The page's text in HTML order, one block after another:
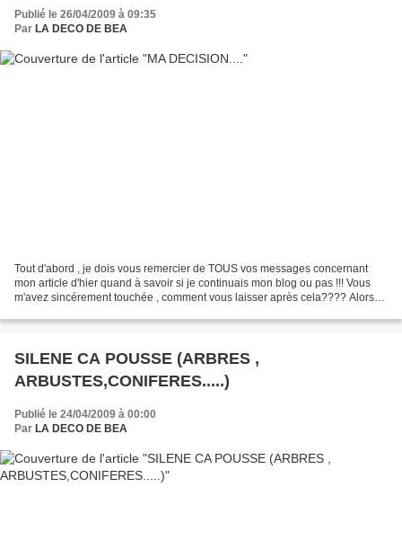
Publié le 26/04/2009 à 09:35
Par LA DECO DE BEA
Tout d'abord , je dois vous remercier de TOUS vos messages concernant
mon article d'hier quand à savoir si je continuais mon blog ou pas !!! Vous
m'avez sincérement touchée , comment vous laisser après cela???? Alors
SILENE CA POUSSE (ARBRES ,
ARBUSTES,CONIFERES.....)
Publié le 24/04/2009 à 00:00
Par LA DECO DE BEA